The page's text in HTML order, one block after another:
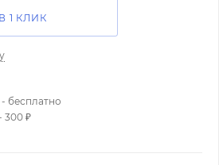
1 КЛИК
бесплатно
300 ₽